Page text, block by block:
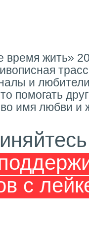
время жить»
и любители
помогать
имя любви и
с